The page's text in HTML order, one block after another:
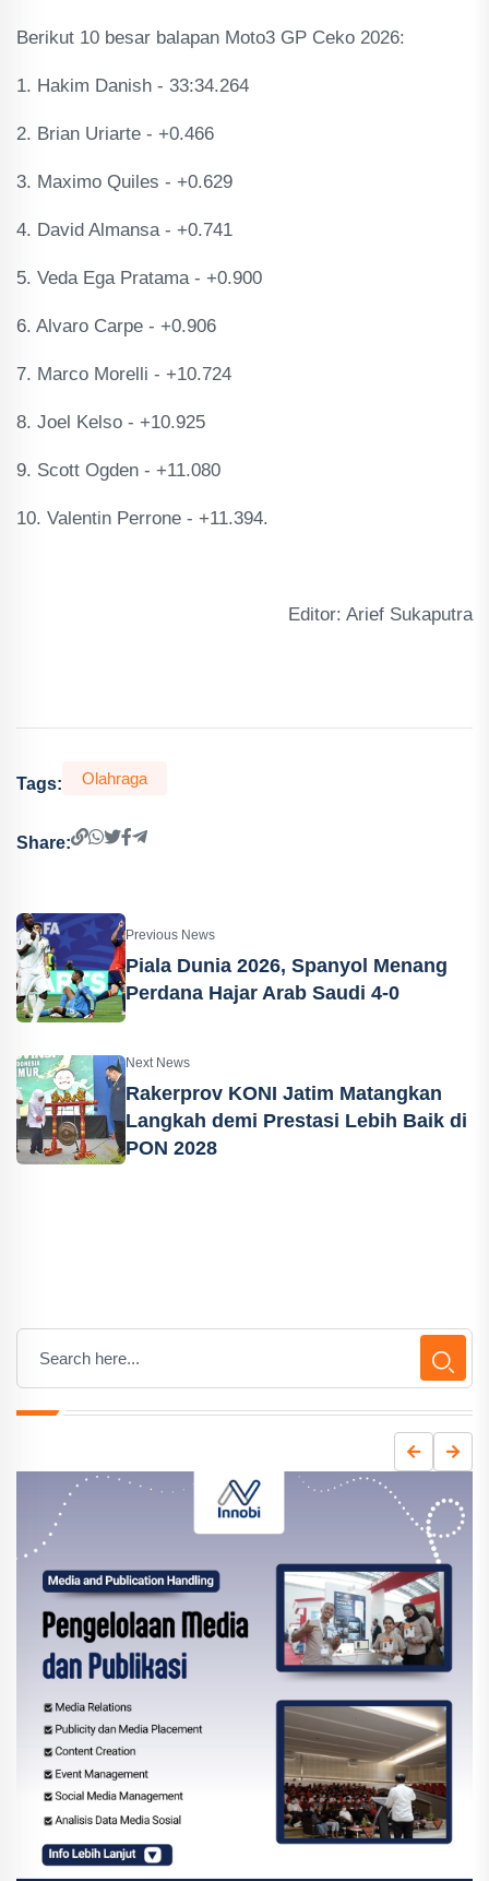
Berikut 10 besar balapan Moto3 GP Ceko 2026:
1. Hakim Danish - 33:34.264
2. Brian Uriarte - +0.466
3. Maximo Quiles - +0.629
4. David Almansa - +0.741
5. Veda Ega Pratama - +0.900
6. Alvaro Carpe - +0.906
7. Marco Morelli - +10.724
8. Joel Kelso - +10.925
9. Scott Ogden - +11.080
10. Valentin Perrone - +11.394.
Editor: Arief Sukaputra
Tags: Olahraga
Share:
Previous News
Piala Dunia 2026, Spanyol Menang
Perdana Hajar Arab Saudi 4-0
Next News
Rakerprov KONI Jatim Matangkan
Langkah demi Prestasi Lebih Baik di
PON 2028